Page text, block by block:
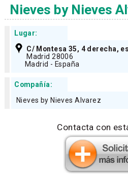
Nieves by Nieves
Lugar:
C/ Montesa 35, 4 derecha,
Madrid 28006
Madrid - España
Compañía:
Nieves by Nieves Alvarez
Contacta con